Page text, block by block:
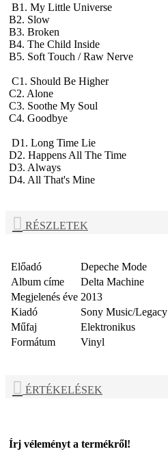
B1. My Little Universe
B2. Slow
B3. Broken
B4. The Child Inside
B5. Soft Touch / Raw Nerve
C1. Should Be Higher
C2. Alone
C3. Soothe My Soul
C4. Goodbye
D1. Long Time Lie
D2. Happens All The Time
D3. Always
D4. All That's Mine
RÉSZLETEK
Előadó
Depeche Mode
Album címe
Delta Machine
Megjelenés éve 2013
Kiadó
Sony Music/Legacy
Műfaj
Elektronikus
Formátum
Vinyl
ÉRTÉKELÉSEK
Írj véleményt a termékről!